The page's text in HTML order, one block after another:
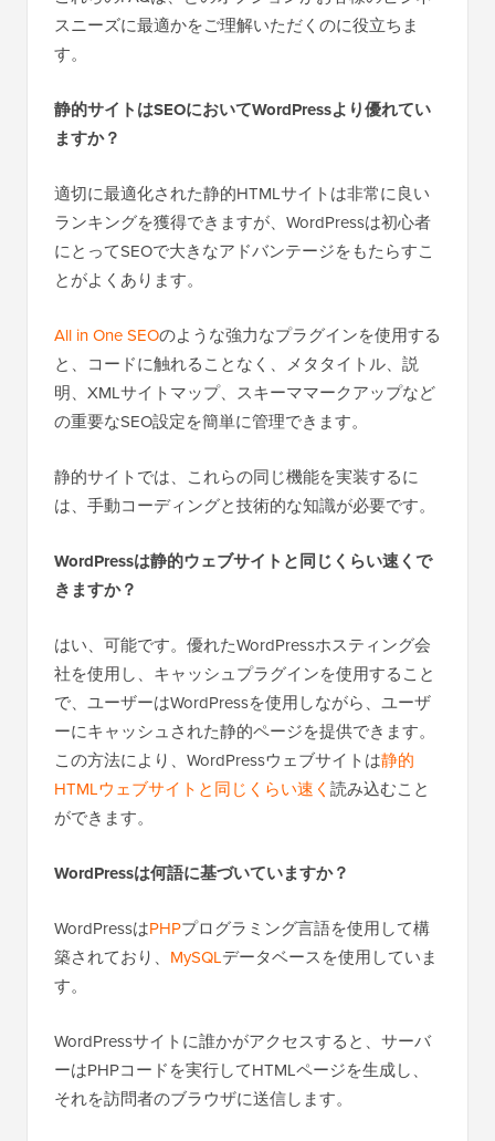
スニーズに最適かをご理解いただくのに役立ちま
す。
静的サイトはSEOにおいてWordPressより優れてい
ますか？
適切に最適化された静的HTMLサイトは非常に良い
ランキングを獲得できますが、WordPressは初心者
にとってSEOで大きなアドバンテージをもたらすこ
とがよくあります。
All in One SEOのような強力なプラグインを使用する
と、コードに触れることなく、メタタイトル、説
明、XMLサイトマップ、スキーママークアップなど
の重要なSEO設定を簡単に管理できます。
静的サイトでは、これらの同じ機能を実装するに
は、手動コーディングと技術的な知識が必要です。
WordPressは静的ウェブサイトと同じくらい速くで
きますか？
はい、可能です。優れたWordPressホスティング会
社を使用し、キャッシュプラグインを使用すること
で、ユーザーはWordPressを使用しながら、ユーザ
ーにキャッシュされた静的ページを提供できます。
この方法により、WordPressウェブサイトは静的
HTMLウェブサイトと同じくらい速く 読み込むこと
ができます。
WordPressは何語に基づいていますか？
WordPressはPHPプログラミング言語を使用して構
築されており、 MySQLデータベースを使用していま
す。
WordPressサイトに誰かがアクセスすると、サーバ
ーはPHPコードを実行してHTMLページを生成し、
それを訪問者のブラウザに送信します。